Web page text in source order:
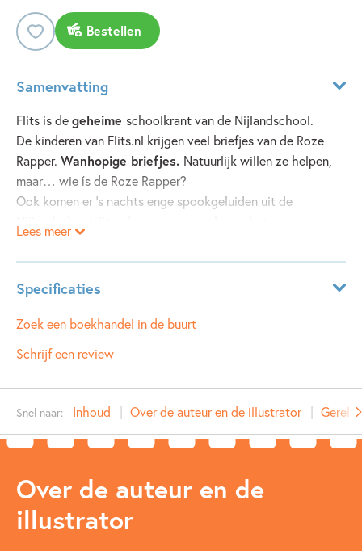
Bestellen
Samenvatting
Flits is degeheime schoolkrant van de Nijlandschool.
De kinderen van Flits.nl krijgen veel briefjes van de Roze
Rapper. Wanhopige briefjes. Natuurlijk willen ze helpen,
maar… wie ís de Roze Rapper?
Ook komen er ’s nachts enge spookgeluiden uit de
Daarom is het de hoogste tijd voor… actie van de redactie!
De kinderen van Flits gaan een nachtje op school slapen
voor een diepgaand onderzoek ter plekke.
Dit e-book is alleen geschikt voor de tablet. U kunt het niet
Lees meer
Specificaties
Leeftijdsindicatie: 10 - 12 jaar
ISBN:
9789021673448
Type: E-book
Auteur(s):
Mirjam Oldenhave
Illustrator: Rick de Haas
Aantal pagina's:
112
Uitgever: Ploegsma
Zoek een boekhandel in de buurt
Schrijf een review
Snel naar: Inhoud Over de auteur en de illustrator
Over de auteur en de
illustrator